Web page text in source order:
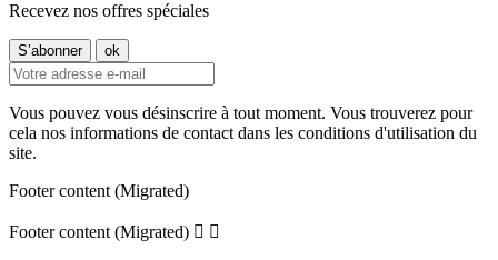
Recevez nos offres spéciales
Vous pouvez vous désinscrire à tout moment. Vous trouverez pour
cela nos informations de contact dans les conditions d'utilisation du
site.
Footer content (Migrated)
Footer content (Migrated)  